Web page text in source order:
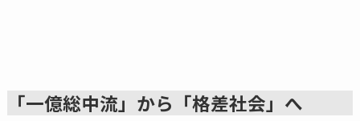
「一億総中流」から「格差社会」へ